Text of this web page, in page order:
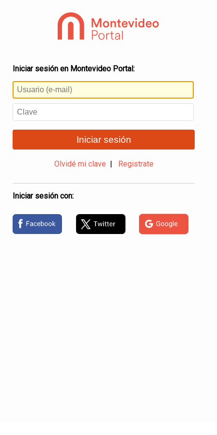
Iniciar sesión en Montevideo Portal:
Iniciar sesión
Olvidé mi clave Registrate
Iniciar sesión con: